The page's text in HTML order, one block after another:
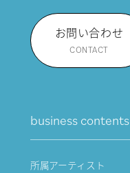
お問い合わせ
CONTACT
business contents
所属アーティスト